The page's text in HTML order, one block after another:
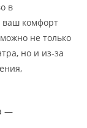
в
ваш комфорт
не только
но и из-за
—